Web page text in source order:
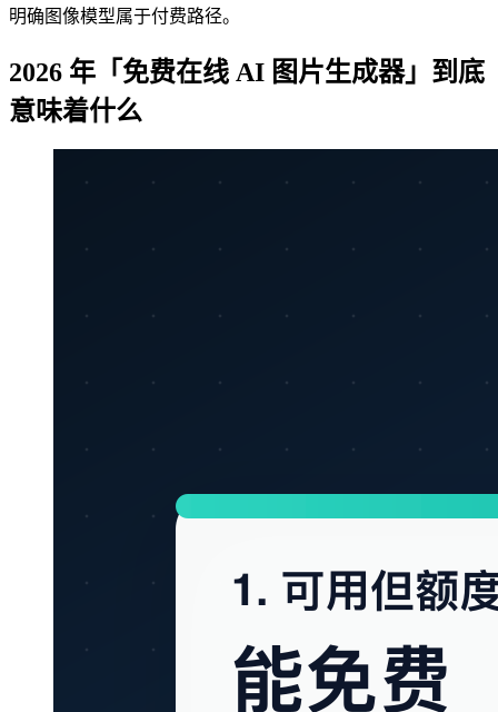
明确图像模型属于付费路径。
2026 年「免费在线 AI 图片生成器」到底
意味着什么